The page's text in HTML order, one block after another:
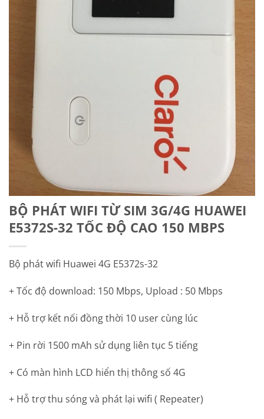
BỘ PHÁT WIFI TỪ SIM 3G/4G HUAWEI
E5372S-32 TỐC ĐỘ CAO 150 MBPS
Bộ phát wifi Huawei 4G E5372s-32
+ Tốc độ download: 150 Mbps, Upload : 50 Mbps
+ Hỗ trợ kết nối đồng thời 10 user cùng lúc
+ Pin rời 1500 mAh sử dụng liên tục 5 tiếng
+ Có màn hình LCD hiển thị thông số 4G
+ Hỗ trợ thu sóng và phát lại wifi ( Repeater)